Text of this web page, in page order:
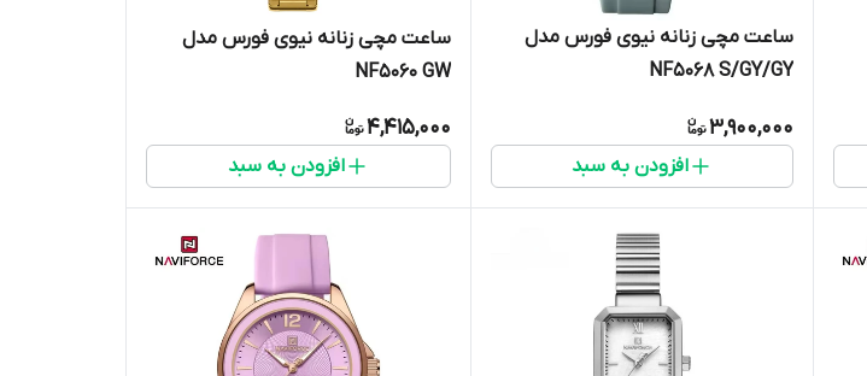
ساعت مچی زنانه نیوی فورس مدل
NF5068 S/GY/GY
3,900,000
افزودن به سبد
ساعت مچی زنانه نیوی فورس مدل
NF5060 GW
4,415,000
افزودن به سبد